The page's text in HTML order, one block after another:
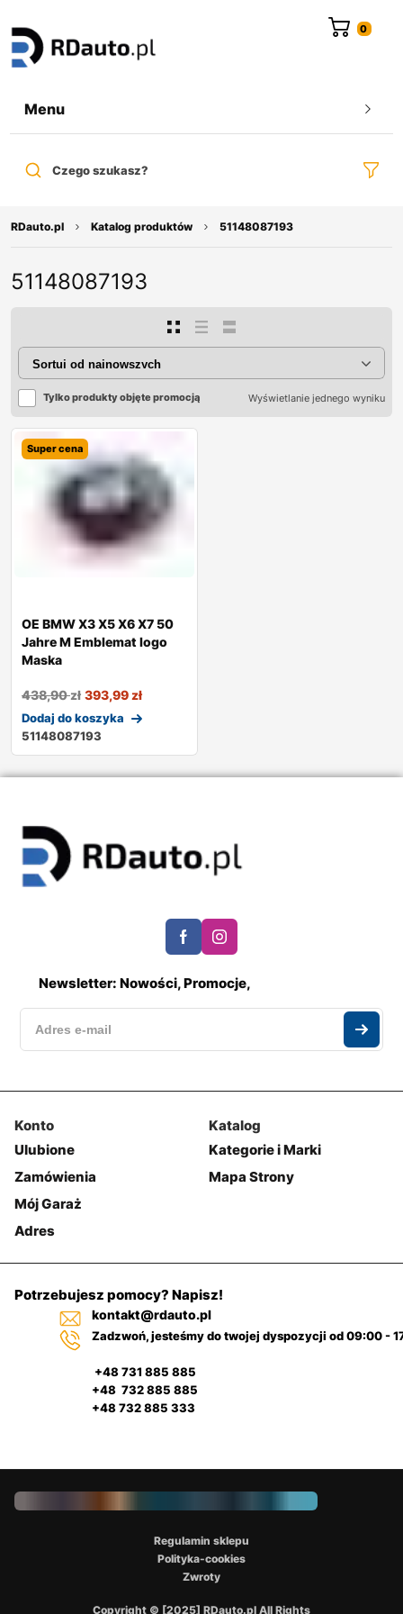
Menu
Czego szukasz?
RDauto.pl Katalog produktów 51148087193
51148087193
Tylko produkty objęte promocją Wyświetlanie jednego wyniku
Super cena
OE BMW X3 X5 X6 X7 50
Jahre M Emblemat logo
Maska
438,90zł 393,99zł
Dodaj do koszyka
51148087193
Newsletter: Nowości, Promocje,
Konto
Ulubione
Zamówienia
Mój Garaż
Adres
Katalog
Kategorie i Marki
Mapa Strony
Potrzebujesz pomocy? Napisz!
kontakt@rdauto.pl
Zadzwoń, jesteśmy do twojej dyspozycji od 09:00 -
+48 731 885 885
+48 732 885 885
+48 732 885 333
Copyright © [2025] RDauto.pl All Rights
Regulamin sklepu
Polityka-cookies
Zwroty